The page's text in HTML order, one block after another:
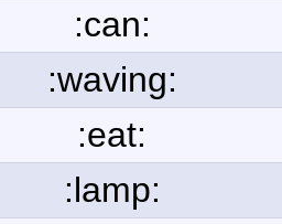
:can:
:waving:
:eat:
:lamp: